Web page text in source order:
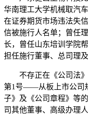
华南理工大学机械取汽
在证券期货市场违法失
信被施行人名单；曾任
长，曾任山东培训学院
担任施行董事、总司理及
不存正在《公司法》
第1号——从板上市公司
子》及《公司章程》等
司其他董事、高级办理